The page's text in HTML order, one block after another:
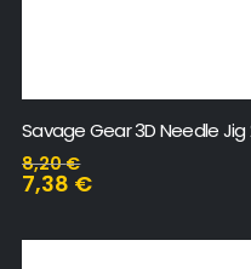
8,20€
7,38 €